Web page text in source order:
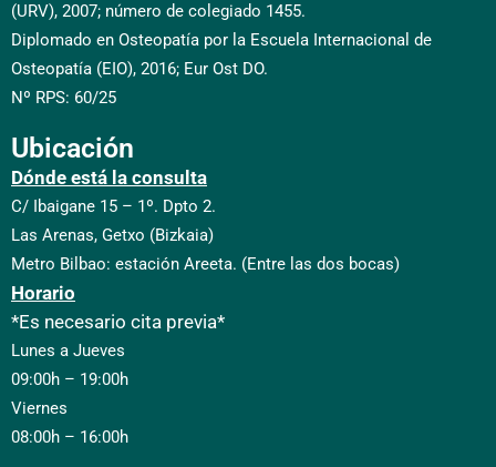
(URV), 2007; número de colegiado 1455.
Diplomado en Osteopatía por la Escuela Internacional de
Osteopatía (EIO), 2016; Eur Ost DO.
Nº RPS: 60/25
Ubicación
Dónde está la consulta
C/ Ibaigane 15 – 1º. Dpto 2.
Las Arenas, Getxo (Bizkaia)
Metro Bilbao: estación Areeta. (Entre las dos bocas)
Horario
*Es necesario cita previa*
Lunes a Jueves
09:00h – 19:00h
Viernes
08:00h – 16:00h